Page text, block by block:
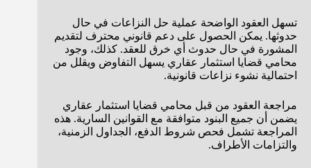
تسهل العقود الواضحة عملية حل النزاعات في حال
حدوثها. يمكن الحصول على دعم قانوني محترف لتقديم
المشورة في حال حدوث أي خرق للعقد. كذلك، وجود
محامي قضايا استثمار عقاري يسهل التفاوض ويقلل من
احتمالية نشوء نزاعات قانونية.
مراجعة العقود من قبل محامي قضايا استثمار عقاري
يضمن أن جميع البنود متوافقة مع القوانين السارية. هذه
المراجعة تشمل فحص شروط الدفع، الجداول الزمنية،
والتزامات الأطراف.